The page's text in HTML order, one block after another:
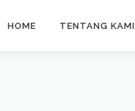
HOME TENTANG KAMI